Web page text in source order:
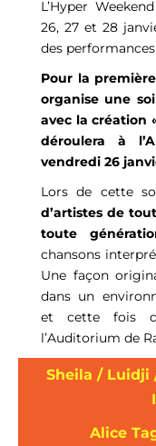
L’Hyper
26, 27 et 28
des
Pour la
organise une
avec la création
déroulera à
vendredi 26
Lors de cette
d’artistes de
toute
chansons
Une façon
dans un
et cette fois
l’Auditorium de
Sheila / Luidji
Alice